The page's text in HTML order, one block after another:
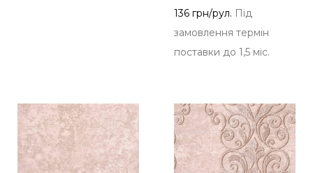
136 грн/рул. Під
замовлення термін
поставки до 1,5 міс.